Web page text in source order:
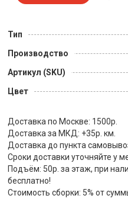
Тип
Производство
Артикул (SKU)
Цвет
Доставка по Москве: 1500р.
Доставка за МКД: +35р. км.
Доставка до пункта
Сроки доставки уточняйте у
Подъём: 50р. за этаж, при
бесплатно!
Стоимость сборки: 5% от